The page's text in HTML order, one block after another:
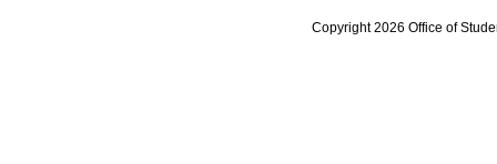
Copyright 2026 Office of